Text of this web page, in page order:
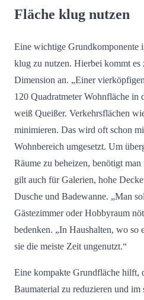
Fläche klug nutzen
Eine wichtige Grundkomponente
klug zu nutzen. Hierbei kommt es
Dimension an. „Einer
120 Quadratmeter Wohnfläche in
weiß Queißer. Verkehrsflächen
minimieren. Das wird oft schon
Wohnbereich umgesetzt. Um
Räume zu beheizen, benötigt
gilt auch für Galerien, hohe
Dusche und Badewanne. „Man
Gästezimmer oder Hobbyraum
bedenken. „In Haushalten, wo so
sie die meiste Zeit ungenutzt.“
Eine kompakte Grundfläche hilft,
Baumaterial zu reduzieren und im